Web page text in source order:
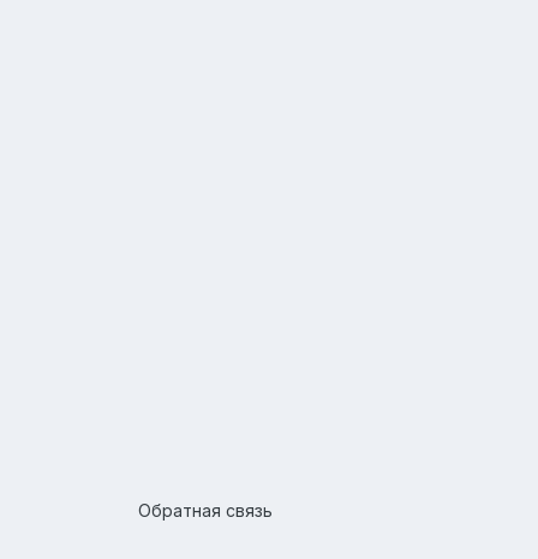
Обратная связь